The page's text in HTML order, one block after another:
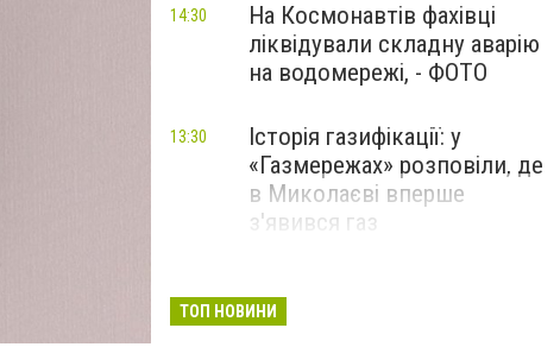
На Космонавтів фахівці
ліквідували складну аварію
на водомережі, - ФОТО
14:30
Історія газифікації: у
«Газмережах» розповіли, де
в Миколаєві вперше
з'явився газ
13:30
Миколаєві 2026: шукаємо
ТОП НОВИНИ